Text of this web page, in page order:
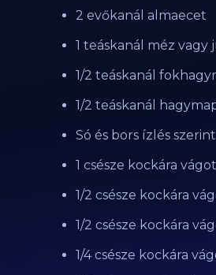
2 evőkanál almaecet
1 teáskanál méz vagy
1/2 teáskanál
1/2 teáskanál
Só és bors ízlés szerint
1 csésze kockára
1/2 csésze kockára
1/2 csésze kockára
1/4 csésze kockára